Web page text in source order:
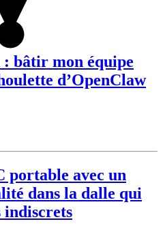
bâtir mon équipe
d’OpenClaw
portable avec un
dans la dalle qui
indiscrets